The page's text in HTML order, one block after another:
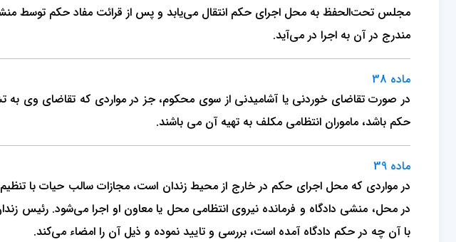
مجلس تحت‌الحفظ به محل اجرای حکم انتقال می‌یابد و پس از قرائت مفاد حکم توسط
مندرج در آن به اجرا در می‌آید.
ماده 38
در صورت تقاضای خوردنی یا آشامیدنی از سوی محکوم، جز در مواردی که تقاضای وی
حکم باشد، ماموران انتظامی مکلف به تهیه آن می باشند.
ماده 39
در مواردی که محل اجرای حکم در خارج از محیط زندان است، مجازات سالب حیات با
در محل، منشی دادگاه و فرمانده نیروی انتظامی محل یا معاون او اجرا می‌شود. رئیس
با آن چه در حکم دادگاه آمده است، بررسی و تایید نموده و ذیل آن را امضاء می‌کند.